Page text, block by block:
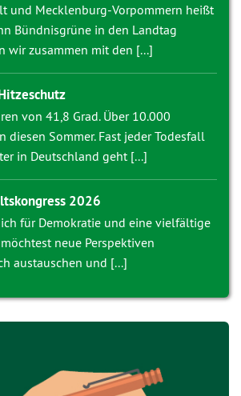
und Mecklenburg-Vorpommern heißt
Bündnisgrüne in den Landtag
wir zusammen mit den [...]
von 41,8 Grad. Über 10.000
diesen Sommer. Fast jeder Todesfall
in Deutschland geht [...]
2026
für Demokratie und eine vielfältige
neue Perspektiven
austauschen und [...]